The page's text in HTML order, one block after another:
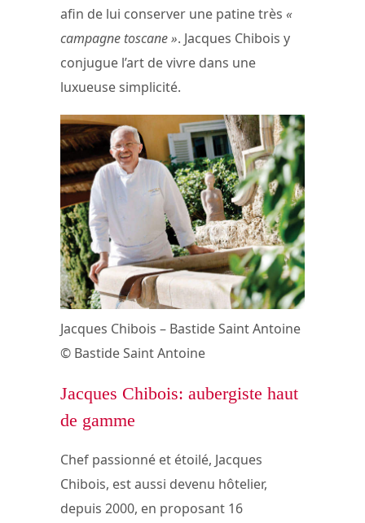
afin de lui conserver une patine très «
campagne toscane ». Jacques Chibois y
conjugue l’art de vivre dans une
luxueuse simplicité.
Jacques Chibois – Bastide Saint Antoine
© Bastide Saint Antoine
Jacques Chibois: aubergiste haut
de gamme
Chef passionné et étoilé, Jacques
Chibois, est aussi devenu hôtelier,
depuis 2000, en proposant 16